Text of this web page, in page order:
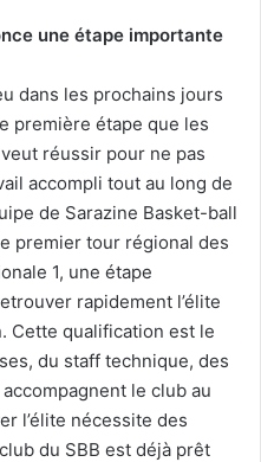
une étape importante
dans les prochains jours
première étape que les
réussir pour ne pas
accompli tout au long de
de Sarazine Basket-ball
premier tour régional des
1, une étape
rapidement l’élite
Cette qualification est le
du staff technique, des
le club au
l’élite nécessite des
du SBB est déjà prêt